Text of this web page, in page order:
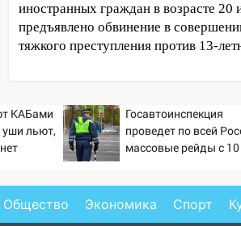
иностранных граждан в возрасте 20
предъявлено обвинение в
тяжкого преступления против 13-
КАБами
уши льют,
Госавтоинспекция
проведет по всей
массовые рейды с 10
Общество Экономика Спорт